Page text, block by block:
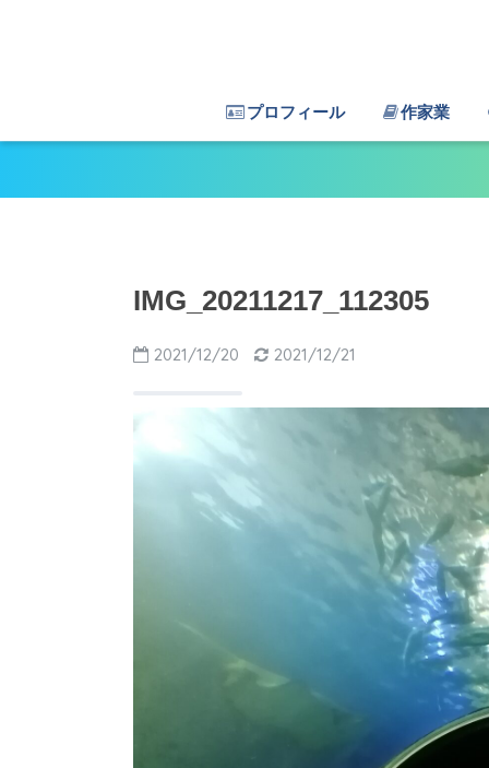
プロフィール 作家業
IMG_20211217_112305
2021/12/20 2021/12/21